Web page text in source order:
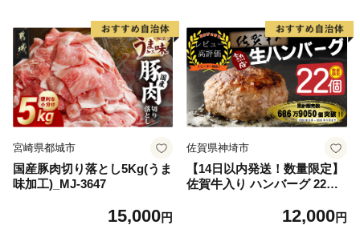
品 備蓄 送料無料 北海道 倶知
安町 日用品
宮崎県都城市
国産豚肉切り落とし5Kg(うま
味加工)_MJ-3647
15,000円
佐賀県神埼市
【14日以内発送！数量限定】
佐賀牛入り ハンバーグ 22個
毛和牛 ブランド牛 九州 ハン
12,000円